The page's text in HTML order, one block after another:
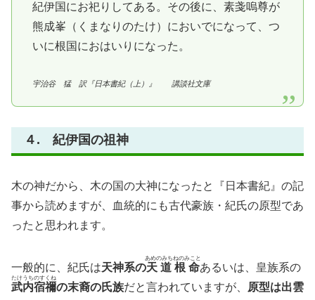
紀伊国にお祀りしてある。その後に、素戔嗚尊が
熊成峯（くまなりのたけ）においでになって、つ
いに根国におはいりになった。
宇治谷 猛 訳『日本書紀（上）』 講談社文庫
４. 紀伊国の祖神
木の神だから、木の国の大神になったと『日本書紀』の記
事から読めますが、血統的にも古代豪族・紀氏の原型であ
ったと思われます。
一般的に、紀氏は天神系の天道根命
あめのみちねのみこと
あるいは、皇族系の
武内宿禰
たけうちのすくね
の末裔の氏族だと言われていますが、 原型は出雲